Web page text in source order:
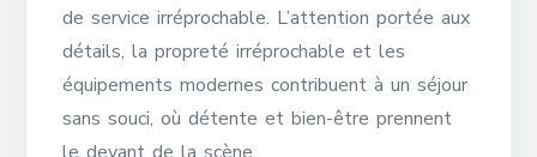
de service irréprochable. L’attention portée aux
détails, la propreté irréprochable et les
équipements modernes contribuent à un séjour
sans souci, où détente et bien-être prennent